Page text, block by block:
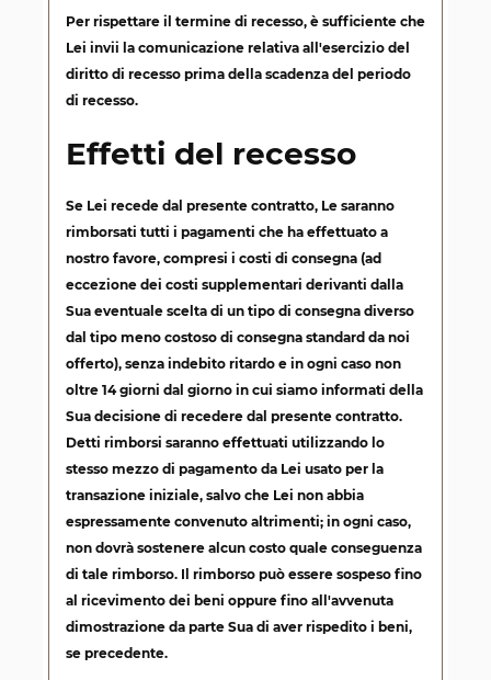
Per rispettare il termine di recesso, è sufficiente che
Lei invii la comunicazione relativa all'esercizio del
diritto di recesso prima della scadenza del periodo
di recesso.
Effetti del recesso
Se Lei recede dal presente contratto, Le saranno
rimborsati tutti i pagamenti che ha effettuato a
nostro favore, compresi i costi di consegna (ad
eccezione dei costi supplementari derivanti dalla
Sua eventuale scelta di un tipo di consegna diverso
dal tipo meno costoso di consegna standard da noi
offerto), senza indebito ritardo e in ogni caso non
oltre 14 giorni dal giorno in cui siamo informati della
Sua decisione di recedere dal presente contratto.
Detti rimborsi saranno effettuati utilizzando lo
stesso mezzo di pagamento da Lei usato per la
transazione iniziale, salvo che Lei non abbia
espressamente convenuto altrimenti; in ogni caso,
non dovrà sostenere alcun costo quale conseguenza
di tale rimborso. Il rimborso può essere sospeso fino
al ricevimento dei beni oppure fino all'avvenuta
dimostrazione da parte Sua di aver rispedito i beni,
se precedente.